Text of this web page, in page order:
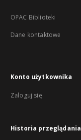
OPAC Biblioteki
Dane kontaktowe
Konto użytkownika
Zaloguj się
Historia przeglądania